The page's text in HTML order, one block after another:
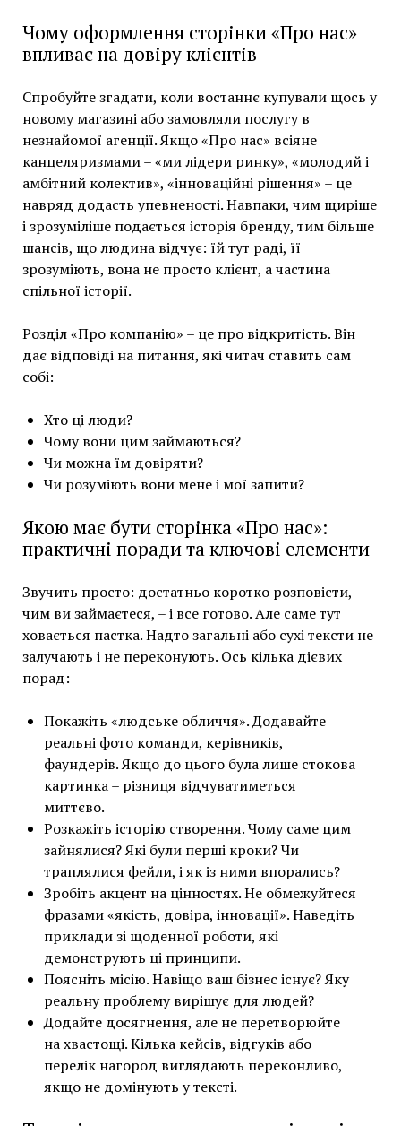
Чому оформлення сторінки «Про нас»
впливає на довіру клієнтів
Спробуйте згадати, коли востаннє купували щось у
новому магазині або замовляли послугу в
незнайомої агенції. Якщо «Про нас» всіяне
канцеляризмами – «ми лідери ринку», «молодий і
амбітний колектив», «інноваційні рішення» – це
навряд додасть упевненості. Навпаки, чим щиріше
і зрозуміліше подається історія бренду, тим більше
шансів, що людина відчує: їй тут раді, її
зрозуміють, вона не просто клієнт, а частина
спільної історії.
Розділ «Про компанію» – це про відкритість. Він
дає відповіді на питання, які читач ставить сам
собі:
Хто ці люди?
Чому вони цим займаються?
Чи можна їм довіряти?
Чи розуміють вони мене і мої запити?
Якою має бути сторінка «Про нас»:
практичні поради та ключові елементи
Звучить просто: достатньо коротко розповісти,
чим ви займаєтеся, – і все готово. Але саме тут
ховається пастка. Надто загальні або сухі тексти не
залучають і не переконують. Ось кілька дієвих
порад:
Покажіть «людське обличчя». Додавайте
реальні фото команди, керівників,
фаундерів. Якщо до цього була лише стокова
картинка – різниця відчуватиметься
миттєво.
Розкажіть історію створення. Чому саме цим
зайнялися? Які були перші кроки? Чи
траплялися фейли, і як із ними впорались?
Зробіть акцент на цінностях. Не обмежуйтеся
фразами «якість, довіра, інновації». Наведіть
приклади зі щоденної роботи, які
демонструють ці принципи.
Поясніть місію. Навіщо ваш бізнес існує? Яку
реальну проблему вирішує для людей?
Додайте досягнення, але не перетворюйте
на хвастощі. Кілька кейсів, відгуків або
перелік нагород виглядають переконливо,
якщо не домінують у тексті.